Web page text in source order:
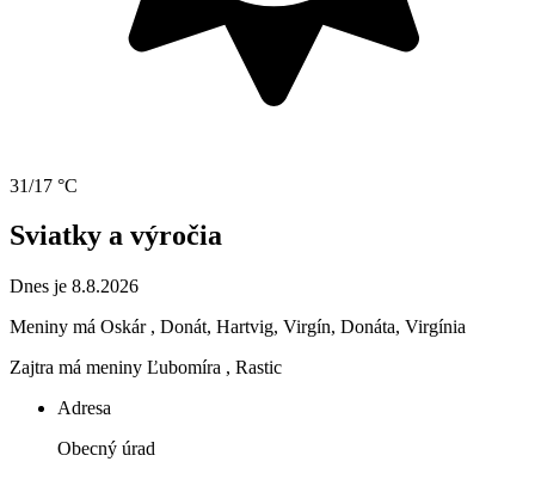
31/17 °C
Sviatky a výročia
Dnes je 8.8.2026
Meniny má Oskár , Donát, Hartvig, Virgín, Donáta, Virgínia
Zajtra má meniny Ľubomíra , Rastic
Adresa
Obecný úrad